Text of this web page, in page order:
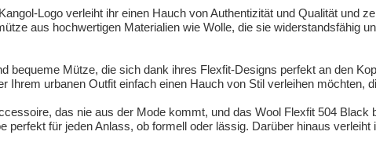
Logo verleiht ihr einen Hauch von Authentizität und Qualität und
aus hochwertigen Materialien wie Wolle, die sie widerstandsfähig
bequeme Mütze, die sich dank ihres Flexfit-Designs perfekt an den
urbanen Outfit einfach einen Hauch von Stil verleihen möchten,
das nie aus der Mode kommt, und das Wool Flexfit 504 Black
perfekt für jeden Anlass, ob formell oder lässig. Darüber hinaus